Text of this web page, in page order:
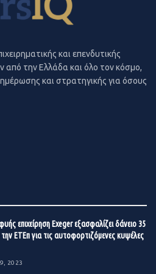
των κολοσσών της αγοράς
θα αποδείξει για ακόμα
μεγάλων εταιριών για τα
τυχαίο το γεγονός ότι για
το ενδιαφέρον
μεταξύ των οποίων οι
Cos. και Shiseido Co.
και επενδυτικής
από την Ελλάδα και όλο τον κόσμο,
και στρατηγικής για όσους
επιχείρηση Exeger εξασφαλίζει δάνειο 35
ΕΤΕπ για τις αυτοφορτιζόμενες κυψέλες
2023